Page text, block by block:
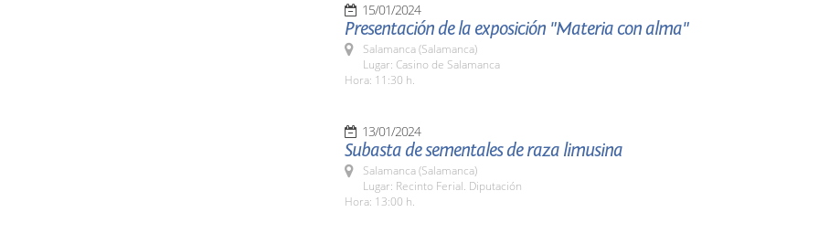
15/01/2024
Presentación de la exposición "Materia con alma"
Salamanca (Salamanca)
Lugar: Casino de Salamanca
Hora: 11:30 h.
13/01/2024
Subasta de sementales de raza limusina
Salamanca (Salamanca)
Lugar: Recinto Ferial. Diputación
Hora: 13:00 h.